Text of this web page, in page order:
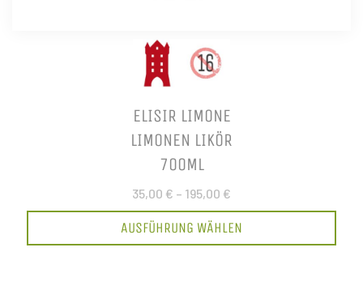
ELISIR LIMONE
LIMONEN LIKÖR
700ML
35,00 € – 195,00 €
AUSFÜHRUNG WÄHLEN